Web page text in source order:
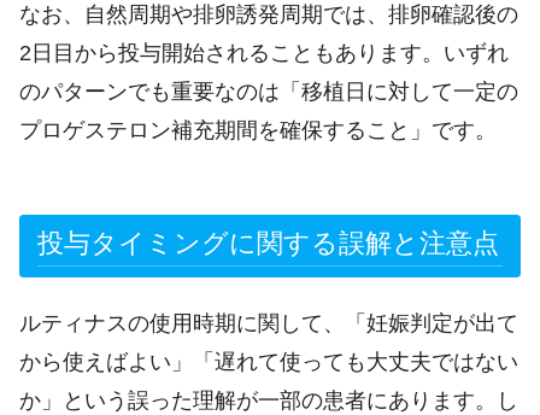
なお、自然周期や排卵誘発周期では、排卵確認後の
2日目から投与開始されることもあります。いずれ
のパターンでも重要なのは「移植日に対して一定の
プロゲステロン補充期間を確保すること」です。
投与タイミングに関する誤解と注意点
ルティナスの使用時期に関して、「妊娠判定が出て
から使えばよい」「遅れて使っても大丈夫ではない
か」という誤った理解が一部の患者にあります。し